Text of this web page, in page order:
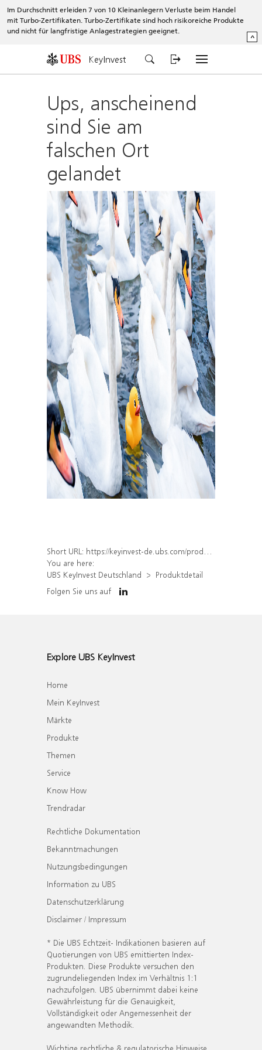
Im Durchschnitt erleiden 7 von 10 Kleinanlegern Verluste beim Handel
mit Turbo-Zertifikaten. Turbo-Zertifikate sind hoch risikoreiche Produkte
und nicht für langfristige Anlagestrategien geeignet.
^
KeyInvest
Ups, anscheinend
sind Sie am
falschen Ort
gelandet
Short URL: https://keyinvest-de.ubs.com/produkt/detail/index/isin/DE000WA9EZK0
You are here:
UBS KeyInvest Deutschland
Produktdetail
Folgen Sie uns auf
Explore UBS KeyInvest
Home
Mein KeyInvest
Märkte
Produkte
Themen
Service
Know How
Trendradar
Rechtliche Dokumentation
Bekanntmachungen
Nutzungsbedingungen
Information zu UBS
Datenschutzerklärung
Disclaimer / Impressum
* Die UBS Echtzeit- Indikationen basieren auf
Quotierungen von UBS emittierten Index-
Produkten. Diese Produkte versuchen den
zugrundeliegenden Index im Verhältnis 1:1
nachzufolgen. UBS übernimmt dabei keine
Gewährleistung für die Genauigkeit,
Vollständigkeit oder Angemessenheit der
angewandten Methodik.